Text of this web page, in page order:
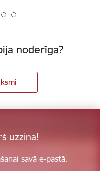
noderīga?
uzzina!
savā e-pastā.